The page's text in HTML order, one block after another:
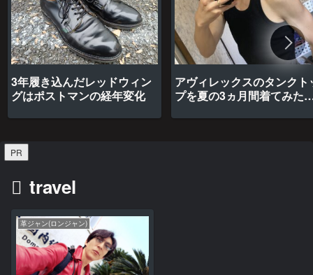
3年履き込んだレッドウィン
グはポストマンの経年変化
アヴィレックスのタンクト
プを夏の3ヵ月間着てみた
PR
travel
革ジャン(ロンジャン)